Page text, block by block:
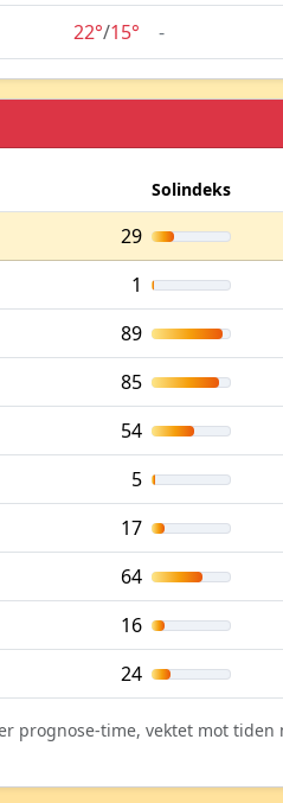
22°/15° -
Solindeks
29
1
89
85
54
5
17
64
16
24
prognose-time, vektet mot tiden